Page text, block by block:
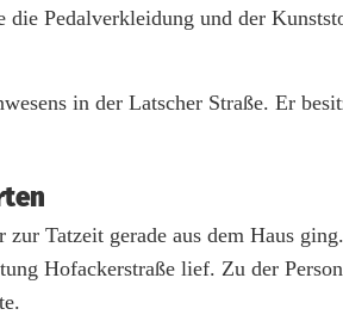
die Pedalverkleidung und der
in der Latscher Straße. Er
Tatzeit gerade aus dem Haus
Hofackerstraße lief. Zu der